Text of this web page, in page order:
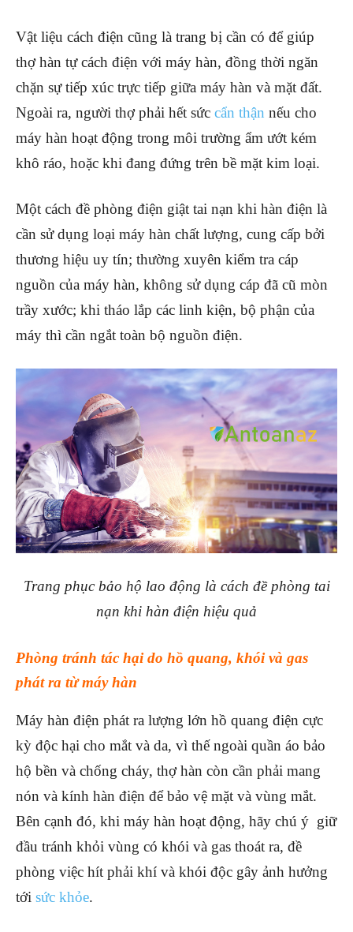
Vật liệu cách điện cũng là trang bị cần có để giúp
thợ hàn tự cách điện với máy hàn, đồng thời ngăn
chặn sự tiếp xúc trực tiếp giữa máy hàn và mặt đất.
Ngoài ra, người thợ phải hết sức cẩn thận nếu cho
máy hàn hoạt động trong môi trường ẩm ướt kém
khô ráo, hoặc khi đang đứng trên bề mặt kim loại.
Một cách đề phòng điện giật tai nạn khi hàn điện là
cần sử dụng loại máy hàn chất lượng, cung cấp bởi
thương hiệu uy tín; thường xuyên kiểm tra cáp
nguồn của máy hàn, không sử dụng cáp đã cũ mòn
trầy xước; khi tháo lắp các linh kiện, bộ phận của
máy thì cần ngắt toàn bộ nguồn điện.
Trang phục bảo hộ lao động là cách đề phòng tai
nạn khi hàn điện hiệu quả
Phòng tránh tác hại do hồ quang, khói và gas
phát ra từ máy hàn
Máy hàn điện phát ra lượng lớn hồ quang điện cực
kỳ độc hại cho mắt và da, vì thế ngoài quần áo bảo
hộ bền và chống cháy, thợ hàn còn cần phải mang
nón và kính hàn điện để bảo vệ mặt và vùng mắt.
Bên cạnh đó, khi máy hàn hoạt động, hãy chú ý giữ
đầu tránh khỏi vùng có khói và gas thoát ra, đề
phòng việc hít phải khí và khói độc gây ảnh hưởng
tới sức khỏe.